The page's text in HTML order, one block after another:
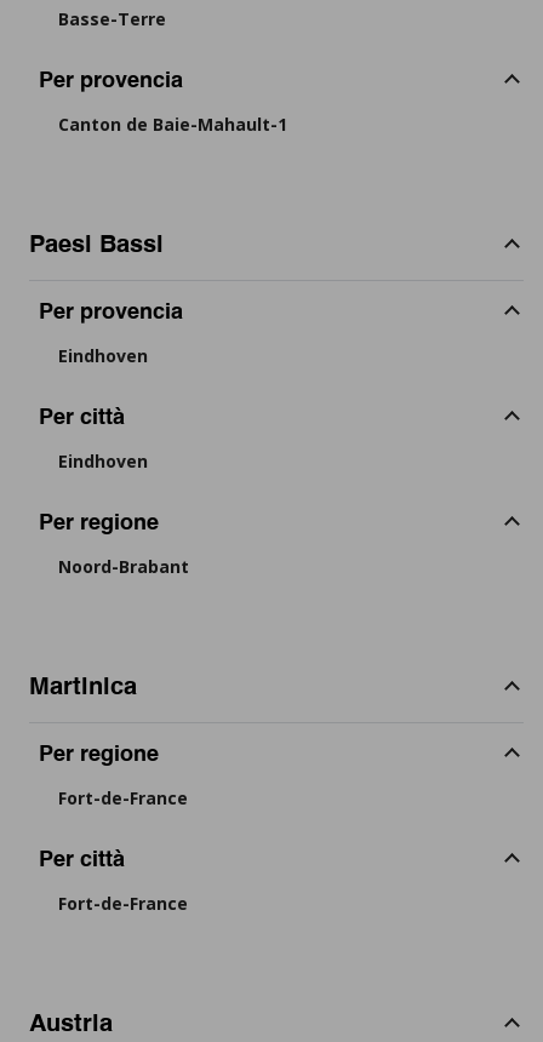
Basse-Terre
Per provencia
Canton de Baie-Mahault-1
Paesi Bassi
Per provencia
Eindhoven
Per città
Eindhoven
Per regione
Noord-Brabant
Martinica
Per regione
Fort-de-France
Per città
Fort-de-France
Austria